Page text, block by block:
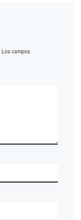
Los campos